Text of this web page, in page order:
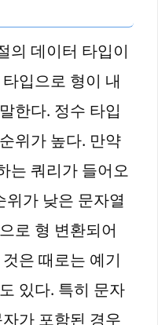
의 데이터 타입이
입으로 형이 내
한다. 정수 타입
위가 높다. 만약
는 쿼리가 들어오
위가 낮은 문자열
로 형 변환되어
은 때로는 예기
있다. 특히 문자
가 포함된 경우